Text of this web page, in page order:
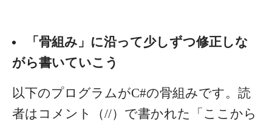
「骨組み」に沿って少しずつ修正しな
がら書いていこう
以下のプログラムがC#の骨組みです。読
者はコメント（//）で書かれた「ここから